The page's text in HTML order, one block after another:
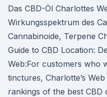
Das CBD-Öl Charlottes
Wirkungsspektrum des
Cannabinoide, Terpene
Guide to CBD Location:
Web:For customers who
tinctures, Charlotte’s
rankings of the best CBD